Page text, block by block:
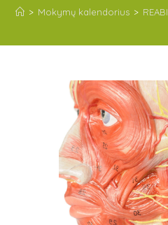
> Mokymų kalendorius >